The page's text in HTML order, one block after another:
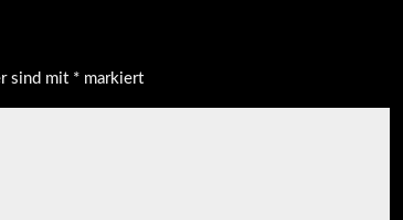
sind mit * markiert